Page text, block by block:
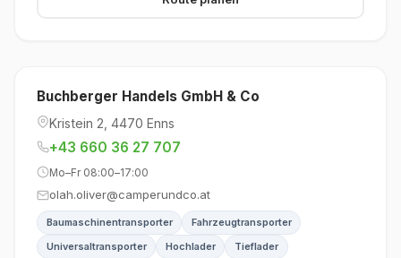
Buchberger Handels GmbH & Co
Kristein 2, 4470 Enns
+43 660 36 27 707
Mo–Fr 08:00–17:00
olah.oliver@camperundco.at
Baumaschinentransporter
Fahrzeugtransporter
Universaltransporter
Hochlader Tieflader